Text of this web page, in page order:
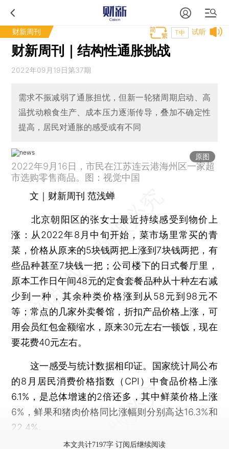
财新周刊 试听
T中
财新周刊｜结构性通胀挑战
2022年09月19日第37期
需求不振减弱了通胀担忧，但新一轮猪周期启动、高
温扰动粮食生产、成本压力逐渐传导，叠加不确定性
提高，居民对通胀的感受或有不同
原图
2022年9月16日，市民在江苏连云港海州区一家超
市选购零售商品。图：视觉中国
文｜财新周刊 范浅蝉
北京朝阳区的张女士最近持续感受到物价上
涨：从2022年8月中旬开始，菜市场里常买的青
菜，价格从原来的5块钱两把上涨到7块钱两把，有
些品种甚至7块钱一把；公司楼下的日式餐厅里，
原本工作日午间48元的定食套餐品种从十种左右减
少到一种，其余种类价格涨到从58元到98元不
等；常点的几家外卖餐馆，折扣产品价格上涨，可
用会员红包金额缩水，原来30元左右一顿饭，现在
要花费40元左右。
这一感受与统计数据相印证。国家统计局公布
的8月居民消费价格指数（CPI）中食品价格上涨
6.1%，是总体增速的2倍还多，其中鲜菜价格上涨
6%，鲜果和猪肉价格同比涨幅则分别高达16.3%和
22.4%。
本文共计7197字 订阅后继续阅读